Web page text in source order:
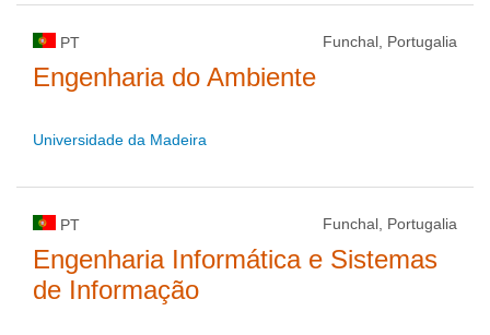
PT Funchal, Portugalia
Engenharia do Ambiente
Universidade da Madeira
PT Funchal, Portugalia
Engenharia Informática e Sistemas
de Informação